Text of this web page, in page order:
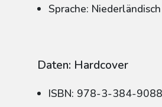
Sprache: Niederländisch
Daten: Hardcover
ISBN: 978-3-384-